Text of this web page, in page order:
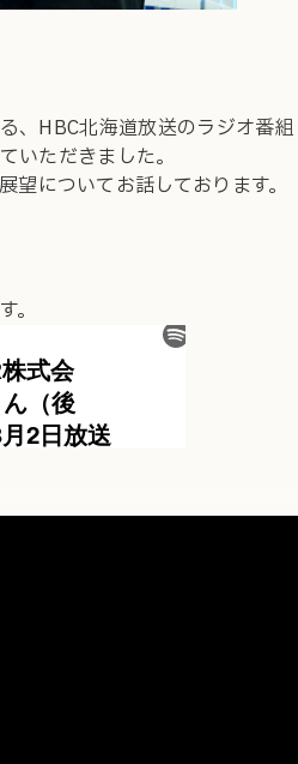
、HBC北海道放送のラジオ番組
いただきました。
についてお話しております。
。